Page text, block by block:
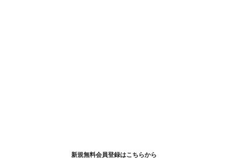
新規無料会員登録はこちらから